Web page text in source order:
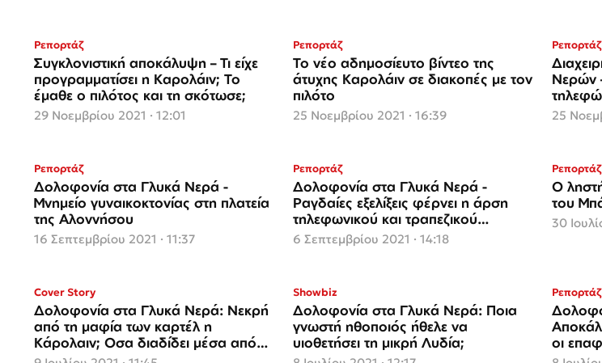
Ρεπορτάζ
Συγκλονιστική αποκάλυψη – Τι είχε
προγραμματίσει η Καρολάιν; Το
έμαθε ο πιλότος και τη σκότωσε;
29 Νοεμβρίου 2021 · 12:01
Ρεπορτάζ
Το νέο αδημοσίευτο βίντεο της
άτυχης Καρολάιν σε διακοπές με τον
πιλότο
25 Νοεμβρίου 2021 · 16:39
Ρεπορτάζ
Νερών
25
Ρεπορτάζ
Δολοφονία στα Γλυκά Νερά -
Μνημείο γυναικοκτονίας στη πλατεία
της Αλοννήσου
16 Σεπτεμβρίου 2021 · 11:37
Ρεπορτάζ
Δολοφονία στα Γλυκά Νερά -
Ραγδαίες εξελίξεις φέρνει η άρση
τηλεφωνικού και τραπεζικού
απορρήτου του πιλότου
6 Σεπτεμβρίου 2021 · 14:18
Ρεπορτάζ
Ο
του
30
Cover Story
Δολοφονία στα Γλυκά Νερά: Νεκρή
από τη μαφία των καρτέλ η
Κάρολαιν; Οσα διαδίδει μέσα από
τον Κορυδαλλό ο πιλότος
Showbiz
Δολοφονία στα Γλυκά Νερά: Ποια
γνωστή ηθοποιός ήθελε να
υιοθετήσει τη μικρή Λυδία;
Ρεπορτάζ
οι
και τα